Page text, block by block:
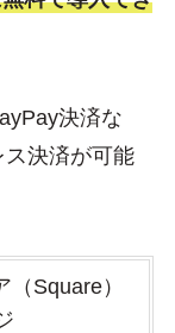
決済な
ス決済が可能
（Square）